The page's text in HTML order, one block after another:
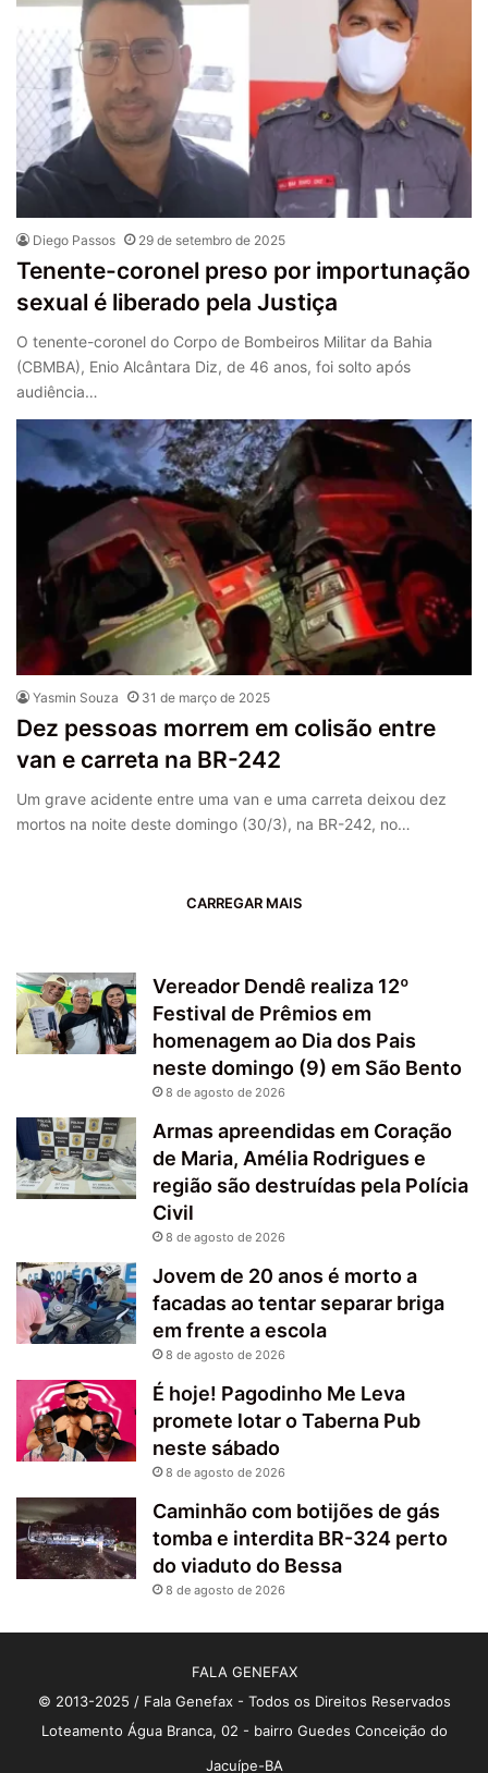
Diego Passos 29 de setembro de 2025
Tenente-coronel preso por importunação
sexual é liberado pela Justiça
O tenente-coronel do Corpo de Bombeiros Militar da Bahia
(CBMBA), Enio Alcântara Diz, de 46 anos, foi solto após
audiência…
Yasmin Souza 31 de março de 2025
Dez pessoas morrem em colisão entre
van e carreta na BR-242
Um grave acidente entre uma van e uma carreta deixou dez
mortos na noite deste domingo (30/3), na BR-242, no…
CARREGAR MAIS
Vereador Dendê realiza 12º
Festival de Prêmios em
homenagem ao Dia dos Pais
neste domingo (9) em São Bento
8 de agosto de 2026
Armas apreendidas em Coração
de Maria, Amélia Rodrigues e
região são destruídas pela Polícia
Civil
8 de agosto de 2026
Jovem de 20 anos é morto a
facadas ao tentar separar briga
em frente a escola
8 de agosto de 2026
É hoje! Pagodinho Me Leva
promete lotar o Taberna Pub
neste sábado
8 de agosto de 2026
Caminhão com botijões de gás
tomba e interdita BR-324 perto
do viaduto do Bessa
8 de agosto de 2026
FALA GENEFAX
© 2013-2025 / Fala Genefax - Todos os Direitos Reservados
Loteamento Água Branca, 02 - bairro Guedes Conceição do
Jacuípe-BA